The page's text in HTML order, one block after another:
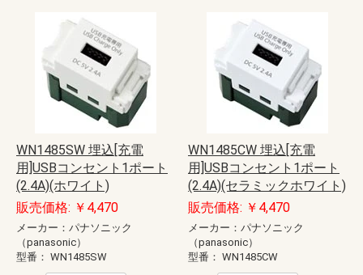
WN1485SW 埋込[充電
用]USBコンセント1ポート
(2.4A)(ホワイト)
販売価格: ￥4,470
メーカー：パナソニック
（panasonic）
型番： WN1485SW
WN1485CW 埋込[充電
用]USBコンセント1ポート
(2.4A)(セラミックホワイト)
販売価格: ￥4,470
メーカー：パナソニック
（panasonic）
型番： WN1485CW